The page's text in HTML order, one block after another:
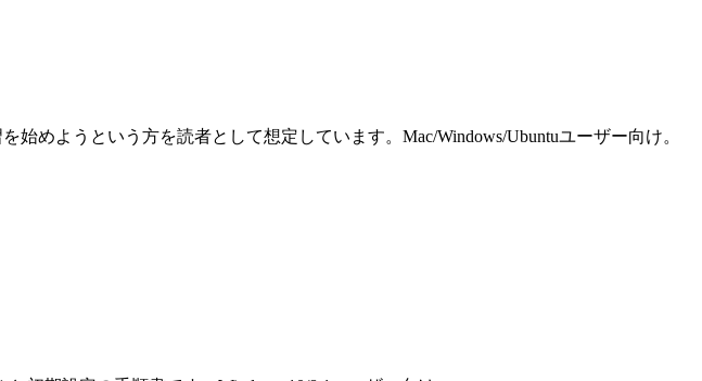
めようという方を読者として想定しています。Mac/Windows/Ubuntuユーザー向け。